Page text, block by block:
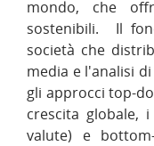
mondo, che
sostenibili. Il
società che
media e l'analisi
gli approcci top-
crescita globale,
valute) e